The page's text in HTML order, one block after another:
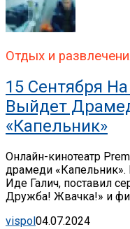
Отдых и
15 Сентября
Выйдет
«Капельник»
Онлайн-кинотеатр
драмеди
Иде Галич, поставил
Дружба! Жвачка!» и
vispol 04.07.2024